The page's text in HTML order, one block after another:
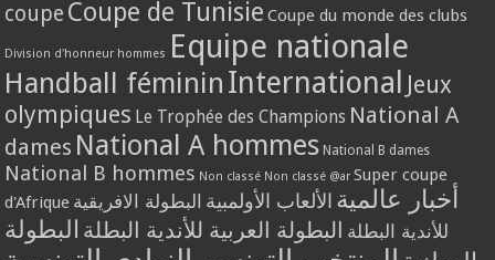
coupe Coupe de Tunisie Coupe du monde des clubs
Division d'honneur hommes Equipe nationale
Handball féminin International Jeux
olympiques Le Trophée des Champions National A
dames National A hommes National B dames
National B hommes Non classé Non classé @ar Super coupe
d'Afrique
أخبار عالمية الألعاب الأولمبية البطولة الافريقية
للأندية البطلة البطولة العربية للأندية البطلة البطولة